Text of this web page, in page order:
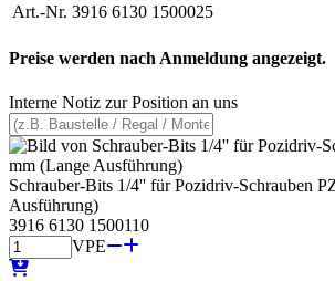
Art.-Nr. 3916 6130 1500025
Preise werden nach Anmeldung angezeigt.
Interne Notiz zur Position an uns
Schrauber-Bits 1/4'' für Pozidriv-Schrauben
Ausführung)
3916 6130 1500110
VPE